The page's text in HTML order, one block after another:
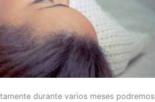
durante varios meses podremos